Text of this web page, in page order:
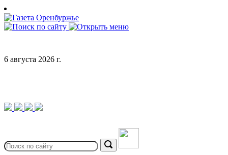
Skip
to
content
6 августа 2026 г.
for:
Search